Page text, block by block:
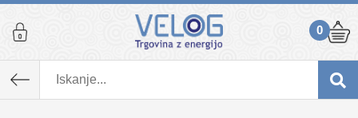
0
K izdelku, ki ste ga dodali v košarico,
priporočamo tudi...